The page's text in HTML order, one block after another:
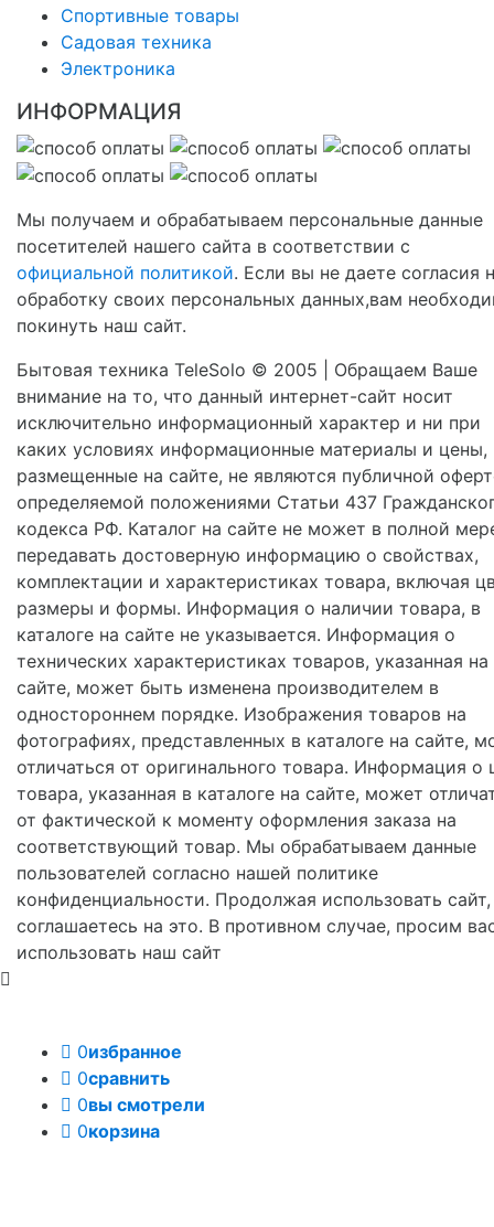
Спортивные товары
Садовая техника
Электроника
ИНФОРМАЦИЯ
Мы получаем и обрабатываем персональные данные
посетителей нашего сайта в соответствии с
официальной политикой. Если вы не даете согласия
обработку своих персональных данных,вам
покинуть наш сайт.
Бытовая техника TeleSolo © 2005 | Обращаем Ваше
внимание на то, что данный интернет-сайт носит
исключительно информационный характер и ни при
каких условиях информационные материалы и цены,
размещенные на сайте, не являются публичной
определяемой положениями Статьи 437
кодекса РФ. Каталог на сайте не может в полной
передавать достоверную информацию о свойствах,
комплектации и характеристиках товара, включая
размеры и формы. Информация о наличии товара, в
каталоге на сайте не указывается. Информация о
технических характеристиках товаров, указанная на
сайте, может быть изменена производителем в
одностороннем порядке. Изображения товаров на
фотографиях, представленных в каталоге на сайте,
отличаться от оригинального товара. Информация о
товара, указанная в каталоге на сайте, может
от фактической к моменту оформления заказа на
соответствующий товар. Мы обрабатываем данные
пользователей согласно нашей политике
конфиденциальности. Продолжая использовать
соглашаетесь на это. В противном случае, просим
использовать наш сайт
0избранное
0сравнить
0вы смотрели
0корзина